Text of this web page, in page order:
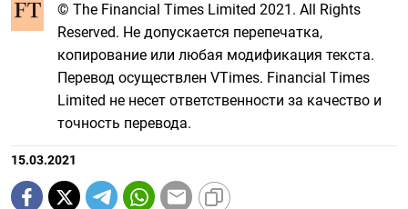
© The Financial Times Limited 2021. All Rights
Reserved. Не допускается перепечатка,
копирование или любая модификация текста.
Перевод осуществлен VTimes. Financial Times
Limited не несет ответственности за качество и
точность перевода.
15.03.2021